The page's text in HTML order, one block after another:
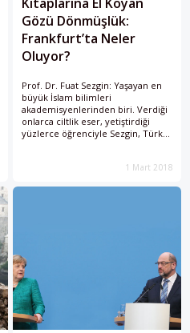
Gözü Dönmüşlük:
Frankfurt’ta Neler
Oluyor?
Prof. Dr. Fuat Sezgin: Yaşayan en
büyük İslam bilimleri
akademisyenlerinden biri. Verdiği
onlarca ciltlik eser, yetiştirdiği
yüzlerce öğrenciyle Sezgin, Türk-
1 Mart 2018